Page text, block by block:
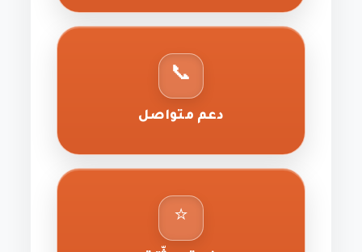
📞
دعم متواصل
⭐